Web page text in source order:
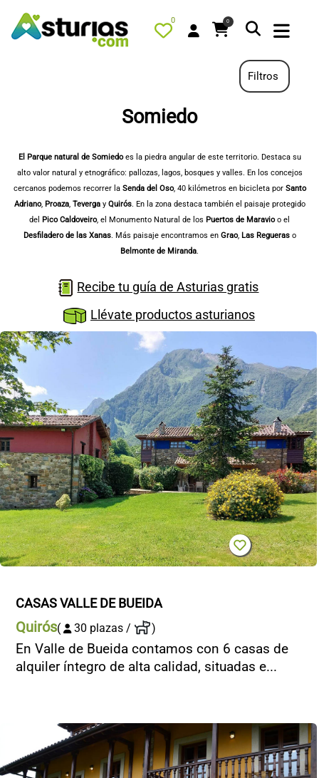
0 0
QUÉ HACER
ALOJAMIENTOS
RESTAURANTES
TURISMO ACTIVO
AGENDA
OFERTAS
CONTACTO
Filtros
Somiedo
El Parque natural de Somiedoes la piedra angular de este territorio. Destaca su
alto valor natural y etnográfico: pallozas, lagos, bosques y valles. En los concejos
cercanos podemos recorrer la Senda del Oso, 40 kilómetros en bicicleta por Santo
Adriano, Proaza, Tevergay Quirós. En la zona destaca también el paisaje protegido
del Pico Caldoveiro, el Monumento Natural de los Puertos de Maravioo el
Desfiladero de las Xanas. Más paisaje encontramos en Grao, Las Regueraso
Belmonte de Miranda.
Recibe tu guía de Asturias gratis
Llévate productos asturianos
CASAS VALLE DE BUEIDA
Quirós( 30 plazas / )
En Valle de Bueida contamos con 6 casas de
alquiler íntegro de alta calidad, situadas e...